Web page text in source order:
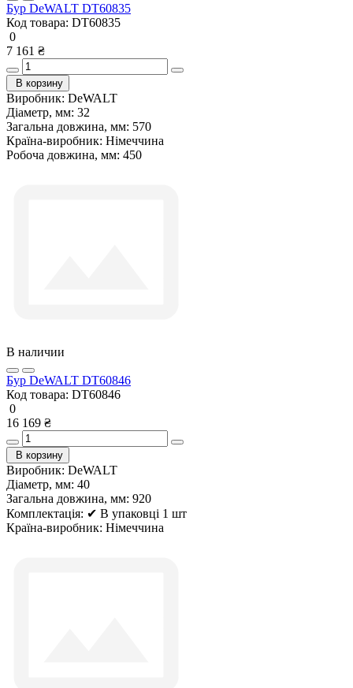
Бур DeWALT DT60835
Код товара: DT60835
0
7 161 ₴
В корзину
Виробник: DeWALT
Діаметр, мм: 32
Загальна довжина, мм: 570
Країна-виробник: Німеччина
Робоча довжина, мм: 450
В наличии
Бур DeWALT DT60846
Код товара: DT60846
0
16 169 ₴
В корзину
Виробник: DeWALT
Діаметр, мм: 40
Загальна довжина, мм: 920
Комплектація: ✔ В упаковці 1 шт
Країна-виробник: Німеччина